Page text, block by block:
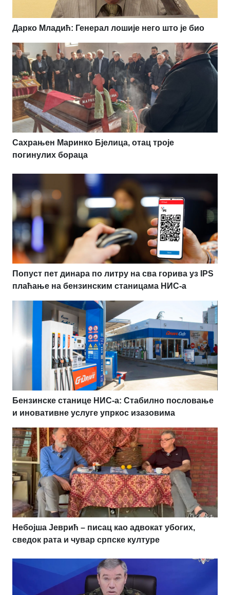
Дарко Младић: Генерал лошије него што је био
Сахрањен Маринко Бјелица, отац троје
погинулих бораца
Попуст пет динара по литру на сва горива уз IPS
плаћање на бензинским станицама НИС-а
Бензинске станице НИС-а: Стабилно пословање
и иновативне услуге упркос изазовима
Небојша Јеврић – писац као адвокат убогих,
сведок рата и чувар српске културе